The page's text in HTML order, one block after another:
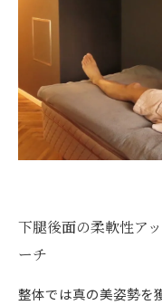
下腿後面の柔軟性ア
ーチ
整体では真の美姿勢